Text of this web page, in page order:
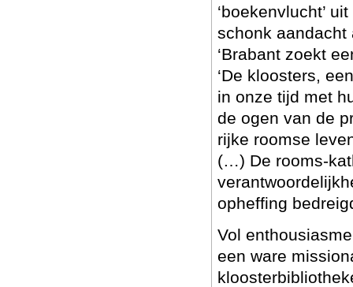
‘boekenvlucht’
schonk aandacht
‘Brabant zoekt
‘De kloosters,
in onze tijd met
de ogen van de
rijke roomse
(…) De rooms-
opheffing
Vol
een ware